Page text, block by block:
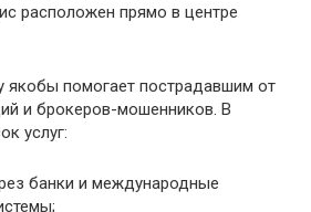
расположен прямо в центре
якобы помогает пострадавшим от
и брокеров-мошенников. В
услуг:
банки и международные